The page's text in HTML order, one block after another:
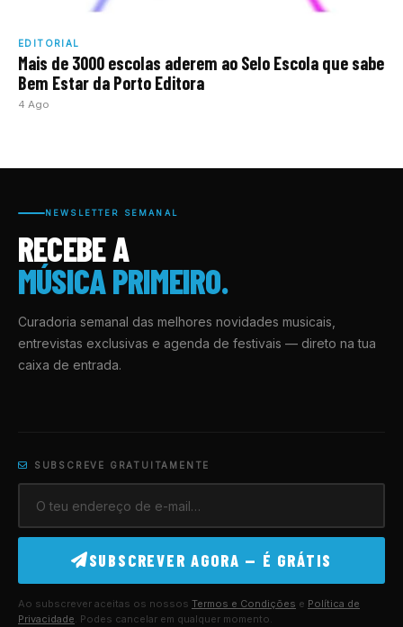
EDITORIAL
Mais de 3000 escolas aderem ao Selo Escola que sabe
Bem Estar da Porto Editora
4 Ago
NEWSLETTER SEMANAL
RECEBE A
MÚSICA PRIMEIRO.
Curadoria semanal das melhores novidades musicais,
entrevistas exclusivas e agenda de festivais — direto na tua
caixa de entrada.
SUBSCREVE GRATUITAMENTE
SUBSCREVER AGORA — É GRÁTIS
Ao subscrever aceitas os nossos Termos e Condições e Política de
Privacidade. Podes cancelar em qualquer momento.